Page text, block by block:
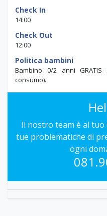
Check In
14:00
Check Out
12:00
Politica bambini
Bambino 0/2 anni
consumo).
Il nostro team è al
tue problematiche di
ogni